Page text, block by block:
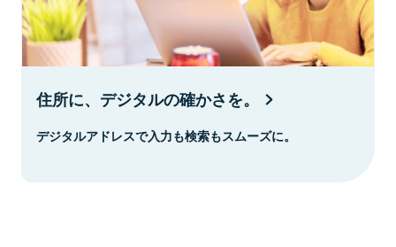
住所に、デジタルの確かさを。
デジタルアドレスで入力も検索もスムーズに。